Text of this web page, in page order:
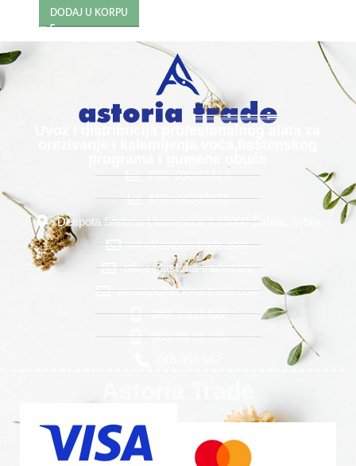
DODAJ U KORPU
PIB: 100111613
MB : 06339271
Despota Stefana Lazarevića 2 15000 Šabac, Srbija
info@astoria-trade.com
office@astoria-trade.com
prodaja@astoria-trade.com
060/ 1 622 622
065/ 85 95 105